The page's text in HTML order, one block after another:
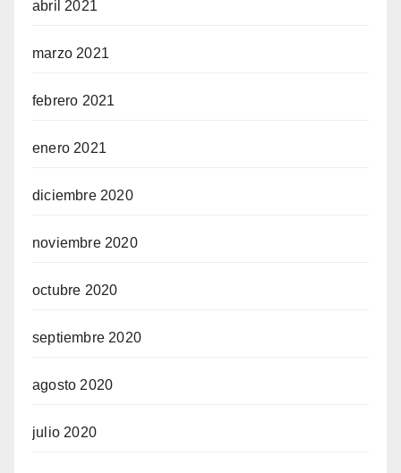
abril 2021
marzo 2021
febrero 2021
enero 2021
diciembre 2020
noviembre 2020
octubre 2020
septiembre 2020
agosto 2020
julio 2020